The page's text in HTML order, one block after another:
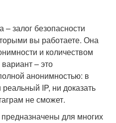
залог безопасности
вы работаете. Она
и количеством
– это
анонимностью: в
IP, ни доказать
не сможет.
для многих